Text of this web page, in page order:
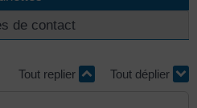
de contact
Tout replier Tout déplier